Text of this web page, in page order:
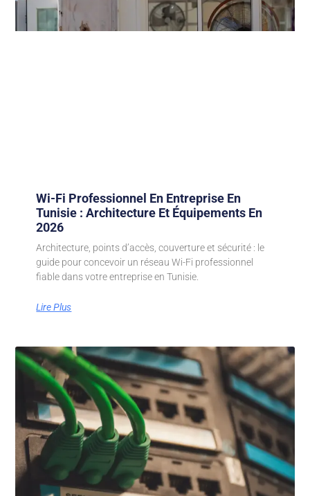
Wi-Fi Professionnel En Entreprise En
Tunisie : Architecture Et Équipements En
2026
Architecture, points d’accès, couverture et sécurité : le
guide pour concevoir un réseau Wi-Fi professionnel
fiable dans votre entreprise en Tunisie.
Lire Plus